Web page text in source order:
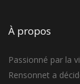
À propos
Passionné par la
Rensonnet a